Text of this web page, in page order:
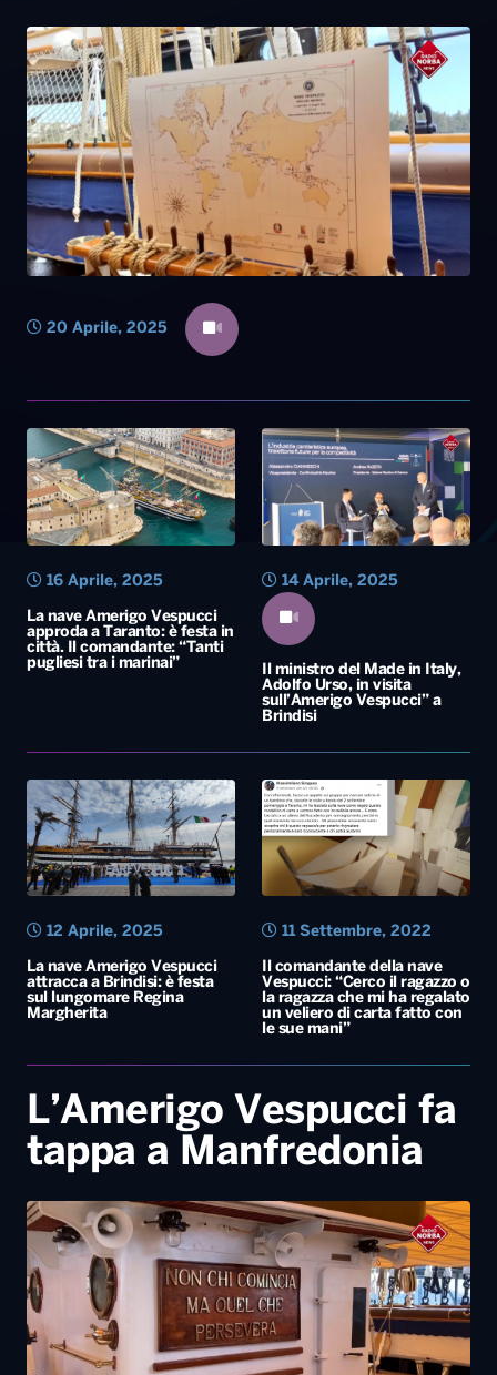
Leggerissime
Speciale Astrabilia 2026
Gallery
20 Aprile, 2025
La nave Amerigo Vespucci
approda a Taranto: è festa in
città. Il comandante: “Tanti
pugliesi tra i marinai”
16 Aprile, 2025
Il ministro del Made in Italy,
Adolfo Urso, in visita
sull’Amerigo Vespucci” a
Brindisi
14 Aprile, 2025
La nave Amerigo Vespucci
attracca a Brindisi: è festa
sul lungomare Regina
Margherita
12 Aprile, 2025
Il comandante della nave
Vespucci: “Cerco il ragazzo o
la ragazza che mi ha regalato
un veliero di carta fatto con
le sue mani”
11 Settembre, 2022
L’Amerigo Vespucci fa
tappa a Manfredonia